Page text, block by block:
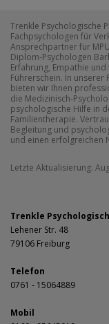
Trenkle Psychologische
Fachpsychologen für
Ansprechpartner für
Diplom-Psychologen
Erfahrung, Empathie
Führerschein. In unserer
bieten wir Ihnen
die Medizinisch-
psychologische Hilfe in
Familientherapie.
Begleitung und
und einen erfolgreichen
Letzte Aktualisierung:
Trenkle
Lehener Str. 48
79106 Freiburg
Telefon
0761 - 15064889
Mobil